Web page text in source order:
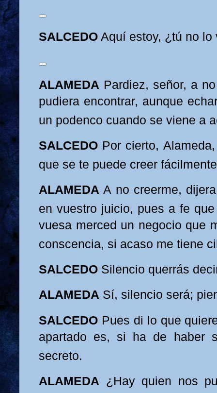
SALCEDO Aquí estoy, ¿tú no lo
ALAMEDA Pardiez, señor, a
pudiera encontrar, aunque
un podenco cuando se viene a
SALCEDO Por cierto,
que se te puede creer
ALAMEDA A no creerme,
en vuestro juicio, pues a fe
vuesa merced un negocio que
conscencia, si acaso me tiene
SALCEDO Silencio querrás
ALAMEDA Sí, silencio será;
SALCEDO Pues di lo que
apartado es, si ha de haber
secreto.
ALAMEDA ¿Hay quien nos